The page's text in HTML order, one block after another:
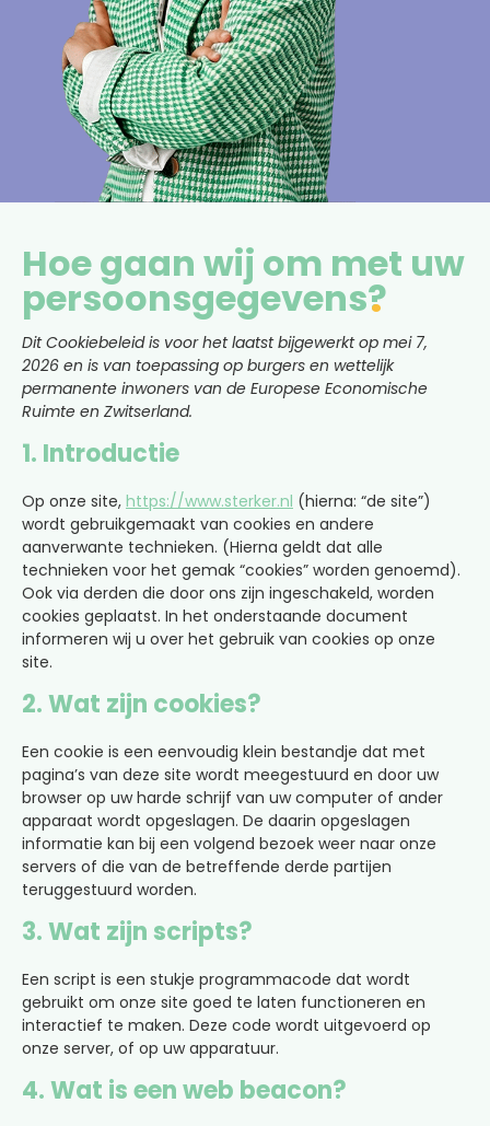
Hoe gaan wij om met uw
persoonsgegevens?
Dit Cookiebeleid is voor het laatst bijgewerkt op mei 7,
2026 en is van toepassing op burgers en wettelijk
permanente inwoners van de Europese Economische
Ruimte en Zwitserland.
1. Introductie
Op onze site, https://www.sterker.nl (hierna: “de site”)
wordt gebruikgemaakt van cookies en andere
aanverwante technieken. (Hierna geldt dat alle
technieken voor het gemak “cookies” worden genoemd).
Ook via derden die door ons zijn ingeschakeld, worden
cookies geplaatst. In het onderstaande document
informeren wij u over het gebruik van cookies op onze
site.
2. Wat zijn cookies?
Een cookie is een eenvoudig klein bestandje dat met
pagina’s van deze site wordt meegestuurd en door uw
browser op uw harde schrijf van uw computer of ander
apparaat wordt opgeslagen. De daarin opgeslagen
informatie kan bij een volgend bezoek weer naar onze
servers of die van de betreffende derde partijen
teruggestuurd worden.
3. Wat zijn scripts?
Een script is een stukje programmacode dat wordt
gebruikt om onze site goed te laten functioneren en
interactief te maken. Deze code wordt uitgevoerd op
onze server, of op uw apparatuur.
4. Wat is een web beacon?